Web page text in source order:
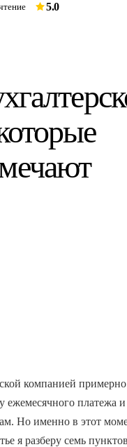
5.0
компанией
ежемесячного платежа
Но именно в этот
я разберу семь